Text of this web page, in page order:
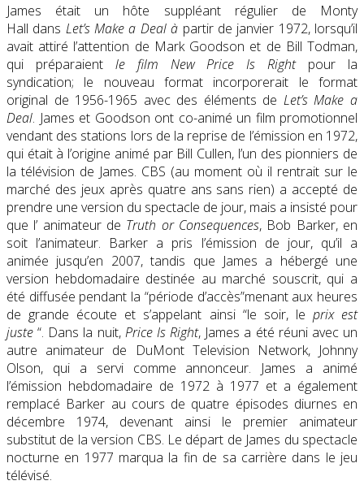
James était un hôte suppléant régulier de Monty
Hall dans Let’s Make a Deal à partir de janvier 1972, lorsqu’il
avait attiré l’attention de Mark Goodson et de Bill Todman,
qui préparaient le film New Price Is Rightpour la
syndication; le nouveau format incorporerait le format
original de 1956-1965 avec des éléments de Let’s Make a
Deal. James et Goodson ont co-animé un film promotionnel
vendant des stations lors de la reprise de l’émission en 1972,
qui était à l’origine animé par Bill Cullen, l’un des pionniers de
la télévision de James. CBS (au moment où il rentrait sur le
marché des jeux après quatre ans sans rien) a accepté de
prendre une version du spectacle de jour, mais a insisté pour
que l’ animateur de Truth or Consequences, Bob Barker, en
soit l’animateur. Barker a pris l’émission de jour, qu’il a
animée jusqu’en 2007, tandis que James a hébergé une
version hebdomadaire destinée au marché souscrit, qui a
été diffusée pendant la “période d’accès”menant aux heures
de grande écoute et s’appelant ainsi “le soir, le prix est
juste “. Dans la nuit, Price Is Right, James a été réuni avec un
autre animateur de DuMont Television Network, Johnny
Olson, qui a servi comme annonceur. James a animé
l’émission hebdomadaire de 1972 à 1977 et a également
remplacé Barker au cours de quatre épisodes diurnes en
décembre 1974, devenant ainsi le premier animateur
substitut de la version CBS. Le départ de James du spectacle
nocturne en 1977 marqua la fin de sa carrière dans le jeu
télévisé.